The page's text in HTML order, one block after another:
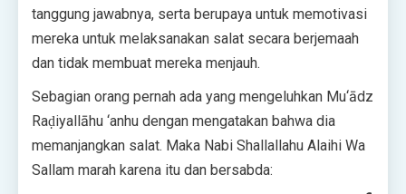
tanggung jawabnya, serta berupaya untuk memotivasi
mereka untuk melaksanakan salat secara berjemaah
dan tidak membuat mereka menjauh.
Sebagian orang pernah ada yang mengeluhkan Mu‘ādz
Raḍiyallāhu ‘anhu dengan mengatakan bahwa dia
memanjangkan salat. Maka Nabi Shallallahu Alaihi Wa
Sallam marah karena itu dan bersabda: